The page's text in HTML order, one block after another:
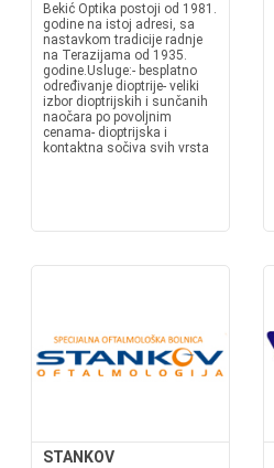
Bekić Optika postoji od 1981.
godine na istoj adresi, sa
nastavkom tradicije radnje
na Terazijama od 1935.
godine.Usluge:- besplatno
određivanje dioptrije- veliki
izbor dioptrijskih i sunčanih
naočara po povoljnim
cenama- dioptrijska i
kontaktna sočiva svih vrsta
STANKOV